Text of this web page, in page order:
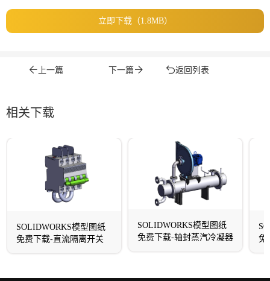
立即下载（1.8MB）
上一篇 下一篇 返回列表
相关下载
SOLIDWORKS模型图纸
免费下载-直流隔离开关
SOLIDWORKS模型图纸
免费下载-轴封蒸汽冷凝器
免